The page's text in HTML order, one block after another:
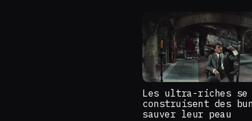
Les ultra-riches se
construisent des
sauver leur peau